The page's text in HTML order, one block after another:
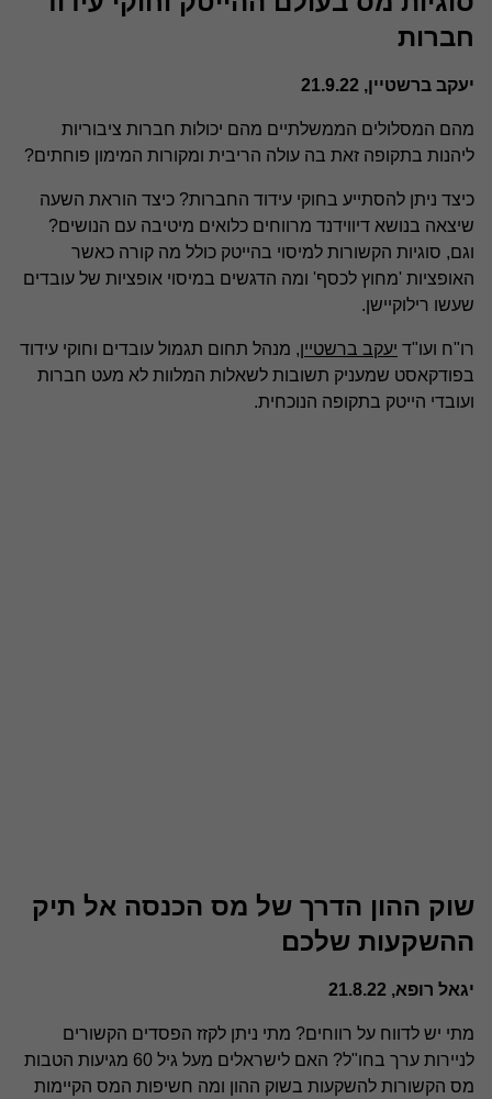
חברות
יעקב ברשטיין, 21.9.22
מהם המסלולים הממשלתיים מהם יכולות חברות ציבוריות
ליהנות בתקופה זאת בה עולה הריבית ומקורות המימון פוחתים?
כיצד ניתן להסתייע בחוקי עידוד החברות? כיצד הוראת השעה
שיצאה בנושא דיווידנד מרווחים כלואים מיטיבה עם הנושים?
וגם, סוגיות הקשורות למיסוי בהייטק כולל מה קורה כאשר
האופציות 'מחוץ לכסף' ומה הדגשים במיסוי אופציות של עובדים
שעשו רילוקיישן.
רו"ח ועו"ד יעקב ברשטיין, מנהל תחום תגמול עובדים וחוקי עידוד
בפודקאסט שמעניק תשובות לשאלות המלוות לא מעט חברות
ועובדי הייטק בתקופה הנוכחית.
שוק ההון הדרך של מס הכנסה אל תיק
ההשקעות שלכם
יגאל רופא, 21.8.22
מתי יש לדווח על רווחים? מתי ניתן לקזז הפסדים הקשורים
לניירות ערך בחו"ל? האם לישראלים מעל גיל 60 מגיעות הטבות
מס הקשורות להשקעות בשוק ההון ומה חשיפות המס הקיימות